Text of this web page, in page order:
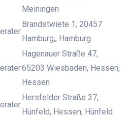
Meiningen
Brandstwiete 1, 20457
Hamburg,, Hamburg
Hagenauer Straße 47,
65203 Wiesbaden, Hessen,
Hessen
Hersfelder Straße 37,
Hünfeld, Hessen, Hünfeld